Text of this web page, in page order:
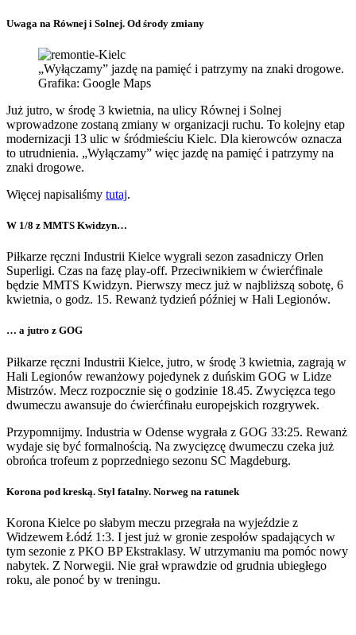
Uwaga na Równej i Solnej. Od środy zmiany
„Wyłączamy” jazdę na pamięć i patrzymy na znaki drogowe.
Grafika: Google Maps
Już jutro, w środę 3 kwietnia, na ulicy Równej i Solnej
wprowadzone zostaną zmiany w organizacji ruchu. To kolejny etap
modernizacji 13 ulic w śródmieściu Kielc. Dla kierowców oznacza
to utrudnienia. „Wyłączamy” więc jazdę na pamięć i patrzymy na
znaki drogowe.
Więcej napisaliśmy tutaj.
W 1/8 z MMTS Kwidzyn…
Piłkarze ręczni Industrii Kielce wygrali sezon zasadniczy Orlen
Superligi. Czas na fazę play-off. Przeciwnikiem w ćwierćfinale
będzie MMTS Kwidzyn. Pierwszy mecz już w najbliższą sobotę, 6
kwietnia, o godz. 15. Rewanż tydzień później w Hali Legionów.
… a jutro z GOG
Piłkarze ręczni Industrii Kielce, jutro, w środę 3 kwietnia, zagrają w
Hali Legionów rewanżowy pojedynek z duńskim GOG w Lidze
Mistrzów. Mecz rozpocznie się o godzinie 18.45. Zwycięzca tego
dwumeczu awansuje do ćwierćfinału europejskich rozgrywek.
Przypomnijmy. Industria w Odense wygrała z GOG 33:25. Rewanż
wydaje się być formalnością. Na zwycięzcę dwumeczu czeka już
obrońca trofeum z poprzedniego sezonu SC Magdeburg.
Korona pod kreską. Styl fatalny. Norweg na ratunek
Korona Kielce po słabym meczu przegrała na wyjeździe z
Widzewem Łódź 1:3. I jest już w gronie zespołów spadających w
tym sezonie z PKO BP Ekstraklasy. W utrzymaniu ma pomóc nowy
nabytek. Z Norwegii. Nie grał wprawdzie od grudnia ubiegłego
roku, ale ponoć by w treningu.